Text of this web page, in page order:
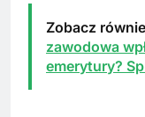
Zobacz
zawodowa
emerytury?